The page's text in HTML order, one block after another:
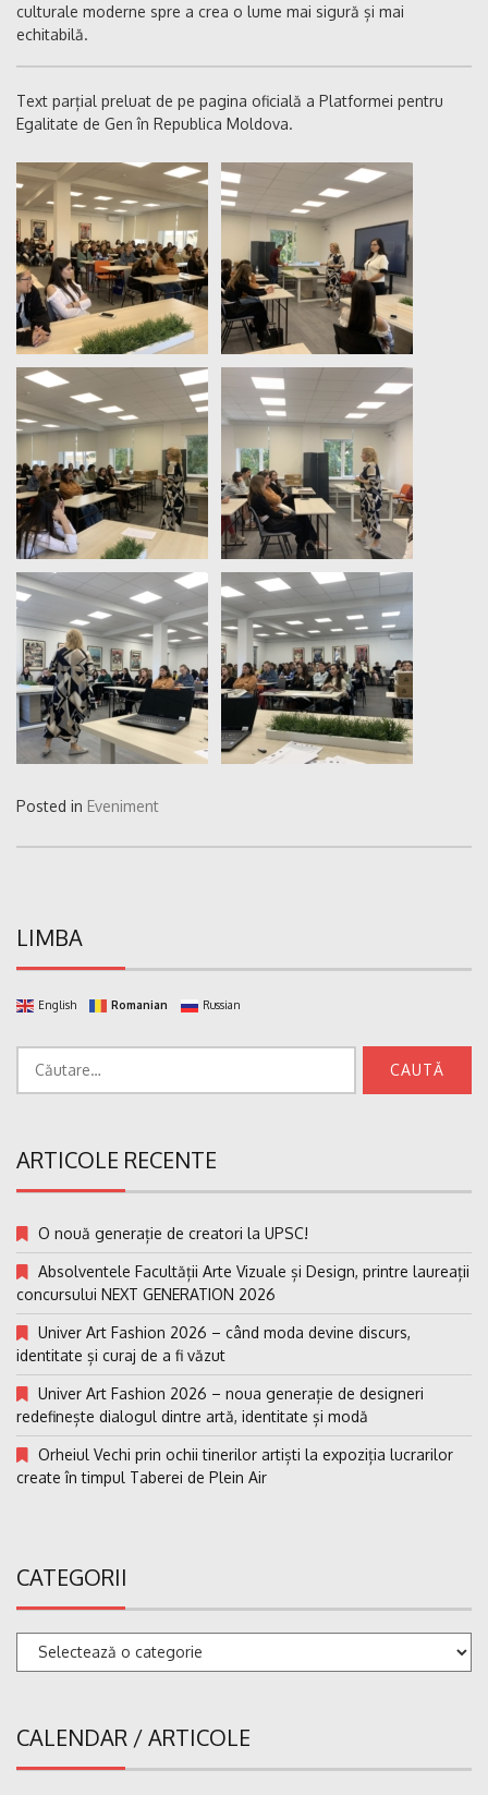
culturale moderne spre a crea o lume mai sigură și mai
echitabilă.
Text parțial preluat de pe pagina oficială a Platformei pentru
Egalitate de Gen în Republica Moldova.
Posted in Eveniment
LIMBA
English Romanian Russian
după:
ARTICOLE RECENTE
O nouă generație de creatori la UPSC!
Absolventele Facultății Arte Vizuale și Design, printre laureații
concursului NEXT GENERATION 2026
Univer Art Fashion 2026 – când moda devine discurs,
identitate și curaj de a fi văzut
Univer Art Fashion 2026 – noua generație de designeri
redefinește dialogul dintre artă, identitate și modă
Orheiul Vechi prin ochii tinerilor artiști la expoziția lucrarilor
create în timpul Taberei de Plein Air
CATEGORII
Categorii
CALENDAR / ARTICOLE